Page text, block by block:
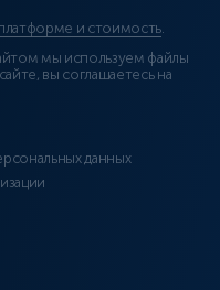
и стоимость.
мы используем файлы
вы соглашаетесь на
данных